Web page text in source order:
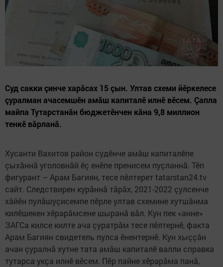
Суд сакки çинче харăсах 15 çын. Ултав схеми йӗркелесе
çуралман ачасемшӗн амăш капиталӗ илнӗ вӗсем. Çапла
майпа Тутарстанăн бюджетӗнчен кăна 9,8 миллион
тенкӗ вăрланă.
Хусанти Вахитов район судӗнче амăш капиталӗпе
çыхăннă уголовнăй ӗç енӗпе пренисем пуçланнă. Тӗп
фигурант – Арам Багиян, тесе пӗлтерет tatarstan24.tv
сайт. Следствирен курăннă тăрăх, 2021-2022 çулсенче
хăйӗн пулăшуçисемпе пӗрле ултав схемине хутшăнма
килӗшекен хӗрарăмсене шыранă вăл. Кун пек «анне»
ЗАГСа килсе килте ача çуратрăм тесе пӗлтернӗ, факта
Арам Багиян свидетель пулса ӗнентернӗ. Кун хыççăн
ачан çуралнă хутне тата амăш капиталӗ валли справка
тутарса укçа илнӗ вӗсем. Пӗр пайне хӗрарăма панă,